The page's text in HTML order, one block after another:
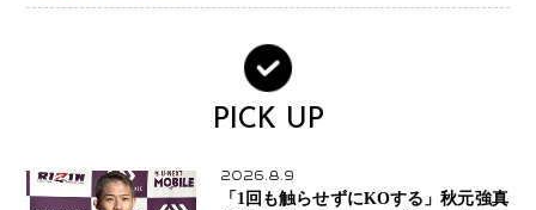
PICK UP
2026.8.9
「1回も触らせずにKOする」秋元強真